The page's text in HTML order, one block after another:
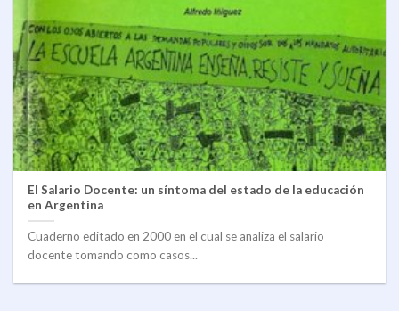
El Salario Docente: un síntoma del estado de la educación
en Argentina
Cuaderno editado en 2000 en el cual se analiza el salario
docente tomando como casos...